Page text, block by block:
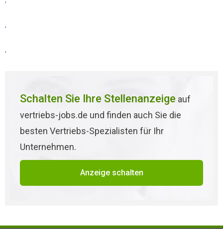
,
,
Schalten Sie Ihre Stellenanzeige auf
vertriebs-jobs.de und finden auch Sie die
besten Vertriebs-Spezialisten für Ihr
Unternehmen.
Anzeige schalten